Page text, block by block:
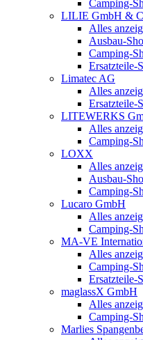
Camping-
LILIE GmbH &
Alles
Ausbau-
Camping-
Ersatzteile-
Limatec AG
Alles
Ersatzteile-
LITEWERKS
Alles
Camping-
LOXX
Alles
Ausbau-
Camping-
Lucaro GmbH
Alles
Camping-
MA-VE
Alles
Camping-
Ersatzteile-
maglassX GmbH
Alles
Camping-
Marlies